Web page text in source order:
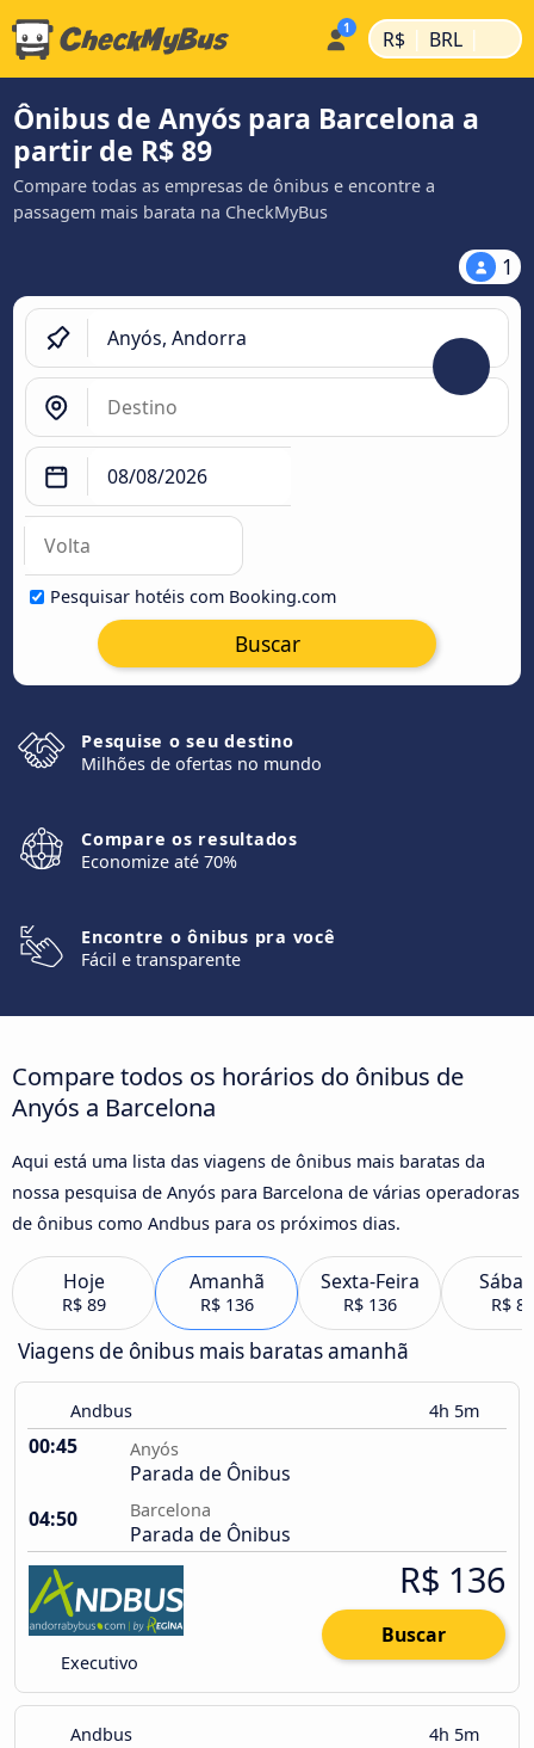
R$ | BRL |
Ônibus de Anyós para Barcelona a
partir de R$ 89
Compare todas as empresas de ônibus e encontre a
passagem mais barata na CheckMyBus
1
Pesquisar hotéis com Booking.com
Buscar
Pesquise o seu destino
Milhões de ofertas no mundo
Compare os resultados
Economize até 70%
Encontre o ônibus pra você
Fácil e transparente
Compare todos os horários do ônibus de
Anyós a Barcelona
Aqui está uma lista das viagens de ônibus mais baratas da
nossa pesquisa de Anyós para Barcelona de várias operadoras
de ônibus como Andbus para os próximos dias.
Hoje
R$ 89
Amanhã
R$ 136
Sexta-Feira
R$ 136 R$ 89
Viagens de ônibus mais baratas amanhã
Andbus 4h 5m
00:45 Anyós
Parada de Ônibus
04:50
Barcelona
Parada de Ônibus
Executivo
R$ 136
Buscar
Andbus 4h 5m